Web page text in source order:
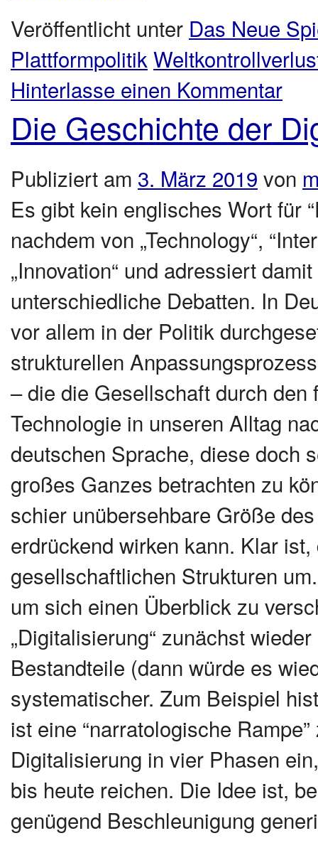
Veröffentlicht unter Das Neue
Plattformpolitik
Hinterlasse einen Kommentar
Die Geschichte der
Publiziert am 3. März 2019 von
Es gibt kein englisches Wort für
nachdem von „Technology“,
„Innovation“ und adressiert
unterschiedliche Debatten. In
vor allem in der Politik
strukturellen
– die die Gesellschaft durch
Technologie in unseren Alltag
deutschen Sprache, diese doch
großes Ganzes betrachten zu
schier unübersehbare Größe
erdrückend wirken kann. Klar
gesellschaftlichen Strukturen
um sich einen Überblick zu
„Digitalisierung“ zunächst
Bestandteile (dann würde es
systematischer. Zum Beispiel
ist eine “narratologische
Digitalisierung in vier Phasen
bis heute reichen. Die Idee ist,
genügend Beschleunigung